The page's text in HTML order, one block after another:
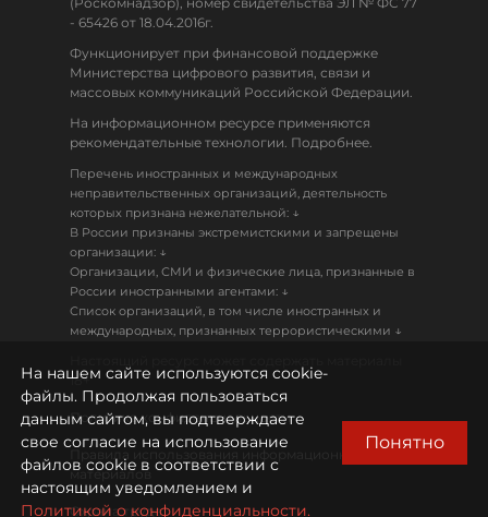
- 65426 от 18.04.2016г.
Функционирует при финансовой поддержке
Министерства цифрового развития, связи и
массовых коммуникаций Российской Федерации.
На информационном ресурсе применяются
рекомендательные технологии. Подробнее.
Перечень иностранных и международных
неправительственных организаций, деятельность
которых признана нежелательной: ↓
В России признаны экстремистскими и запрещены
организации: ↓
Организации, СМИ и физические лица, признанные в
России иностранными агентами: ↓
Список организаций, в том числе иностранных и
международных, признанных террористическими ↓
18+
Политика конфиденциальности
Правила использования информационных
материалов
Охрана труда
На нашем сайте используются cookie-
файлы. Продолжая пользоваться
данным сайтом, вы подтверждаете
свое согласие на использование
файлов cookie в соответствии с
настоящим уведомлением и
Политикой о конфиденциальности.
Понятно